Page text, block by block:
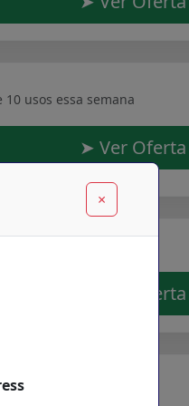
10 usos essa semana
➤ Ver Oferta
➤ Ver Oferta
10 usos essa semana
×